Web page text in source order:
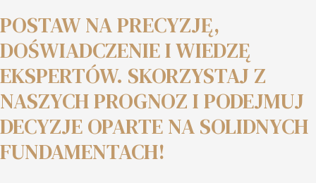
POSTAW NA PRECYZJĘ,
DOŚWIADCZENIE I WIEDZĘ
EKSPERTÓW. SKORZYSTAJ Z
NASZYCH PROGNOZ I PODEJMUJ
DECYZJE OPARTE NA SOLIDNYCH
FUNDAMENTACH!